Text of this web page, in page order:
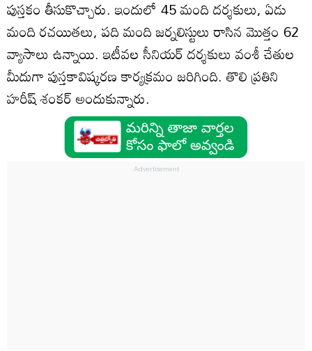
పుస్తకం తీసుకొచ్చారు. ఇందులో 45 మంది దర్శకులు, ఏడు
మంది రచయితలు, పది మంది జర్నలిస్టులు రాసిన మొత్తం 62
వ్యాసాలు ఉన్నాయి. ఇటీవల సీనియర్ దర్శకులు వంశీ చేతుల
మీదుగా పుస్తకావిష్కరణ కార్యక్రమం జరిగింది. తొలి ప్రతిని
హరీష్ శంకర్ అందుకున్నారు.